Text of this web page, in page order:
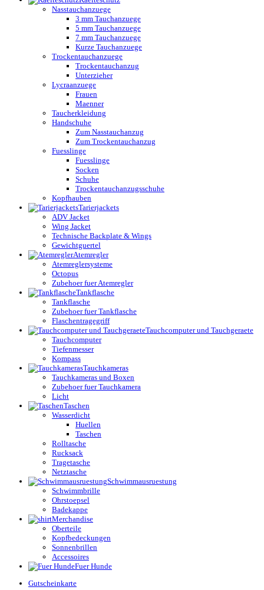
Nasstauchanzuege
3 mm Tauchanzuege
5 mm Tauchanzuege
7 mm Tauchanzuege
Kurze Tauchanzuege
Trockentauchanzuege
Trockentauchanzug
Unterzieher
Lycraanzuege
Frauen
Maenner
Taucherkleidung
Handschuhe
Zum Nasstauchanzug
Zum Trockentauchanzug
Fuesslinge
Fuesslinge
Socken
Schuhe
Trockentauchanzugsschuhe
Kopfhauben
Tarierjackets
ADV Jacket
Wing Jacket
Technische Backplate & Wings
Gewichtguertel
Atemregler
Atemreglersysteme
Octopus
Zubehoer fuer Atemregler
Tankflasche
Tankflasche
Zubehoer fuer Tankflasche
Flaschentragegriff
Tauchcomputer und Tauchgeraete
Tauchcomputer
Tiefenmesser
Kompass
Tauchkameras
Tauchkameras und Boxen
Zubehoer fuer Tauchkamera
Licht
Taschen
Wasserdicht
Huellen
Taschen
Rolltasche
Rucksack
Tragetasche
Netztasche
Schwimmausruestung
Schwimmbrille
Ohrstoepsel
Badekappe
Merchandise
Oberteile
Kopfbedeckungen
Sonnenbrillen
Accessoires
Fuer Hunde
Gutscheinkarte